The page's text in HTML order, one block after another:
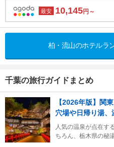
最安 10,145円～
柏・流山のホテルラ
千葉の旅行ガイドまとめ
【2026年版】関
穴場や日帰り湯、
人気の温泉が点在す
ちろん、栃木県の秘